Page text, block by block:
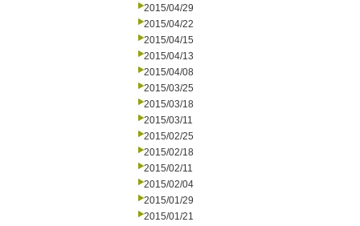
2015/04/29
2015/04/22
2015/04/15
2015/04/13
2015/04/08
2015/03/25
2015/03/18
2015/03/11
2015/02/25
2015/02/18
2015/02/11
2015/02/04
2015/01/29
2015/01/21